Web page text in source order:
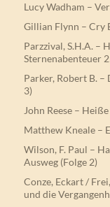
Lucy Wadham –
Gillian Flynn – Cry
Parzzival, S.H.A. –
Sternenabenteuer
Parker, Robert B. –
3)
John Reese –
Matthew Kneale –
Wilson, F. Paul –
Ausweg (Folge 2)
Conze, Eckart /
und die